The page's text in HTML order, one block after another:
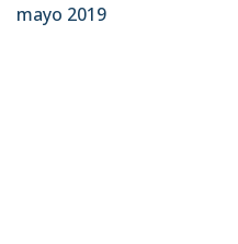
mayo 2019